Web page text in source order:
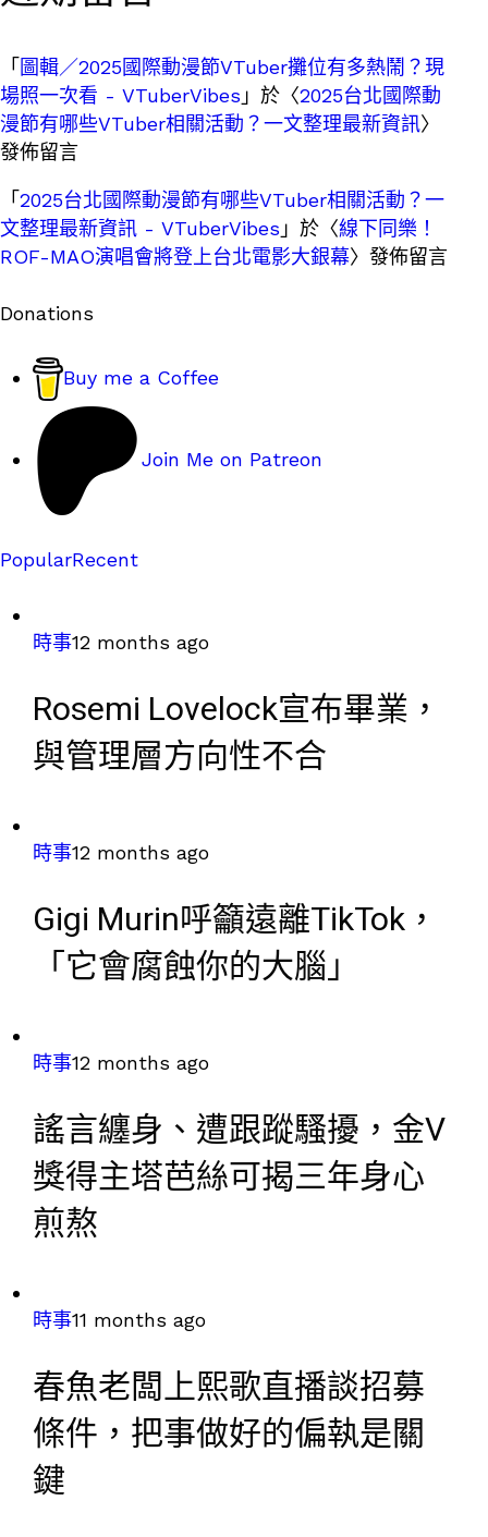
「 圖輯／2025國際動漫節VTuber攤位有多熱鬧？現
場照一次看 - VTuberVibes 」於〈2025台北國際動
漫節有哪些VTuber相關活動？一文整理最新資訊〉
發佈留言
「 2025台北國際動漫節有哪些VTuber相關活動？一
文整理最新資訊 - VTuberVibes 」於〈線下同樂！
ROF-MAO演唱會將登上台北電影大銀幕〉發佈留言
Donations
Buy me a Coffee
Join Me on Patreon
PopularRecent
時事12 months ago
Rosemi Lovelock宣布畢業，
與管理層方向性不合
時事12 months ago
Gigi Murin呼籲遠離TikTok，
「它會腐蝕你的大腦」
時事12 months ago
謠言纏身、遭跟蹤騷擾，金V
獎得主塔芭絲可揭三年身心
煎熬
時事11 months ago
春魚老闆上熙歌直播談招募
條件，把事做好的偏執是關
鍵